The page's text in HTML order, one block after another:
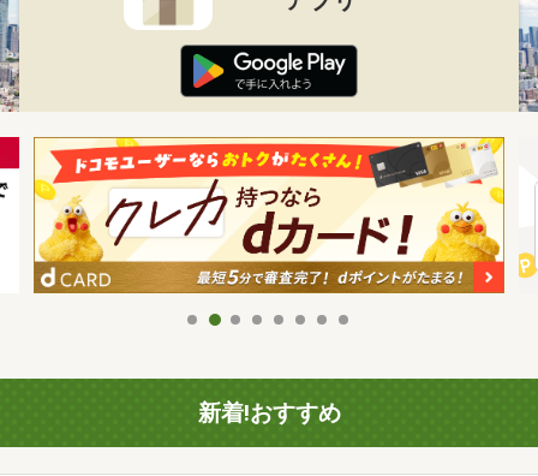
新着!おすすめ